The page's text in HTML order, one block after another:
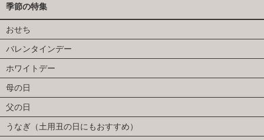
季節の特集
おせち
バレンタインデー
ホワイトデー
母の日
父の日
うなぎ（土用丑の日にもおすすめ）